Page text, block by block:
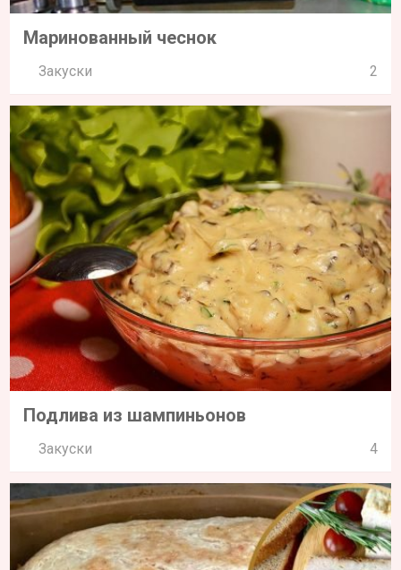
Маринованный чеснок
Закуски 2
Подлива из шампиньонов
Закуски 4